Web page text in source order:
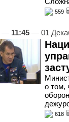
559
— 11:45 — 01
о том,
618